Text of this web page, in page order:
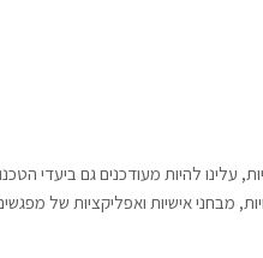
עלינו להיות מעודכנים גם ביעדי
מבחני אישיות ואפליקציות של